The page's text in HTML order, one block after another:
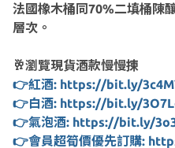
法國橡木桶同70%二填桶陳
層次。
🥂瀏覽現貨酒款慢慢揀
👉紅酒: https://bit.ly/
👉白酒: https://bit.ly/
👉氣泡酒: https://bit.ly/
👉會員超筍價優先訂購: